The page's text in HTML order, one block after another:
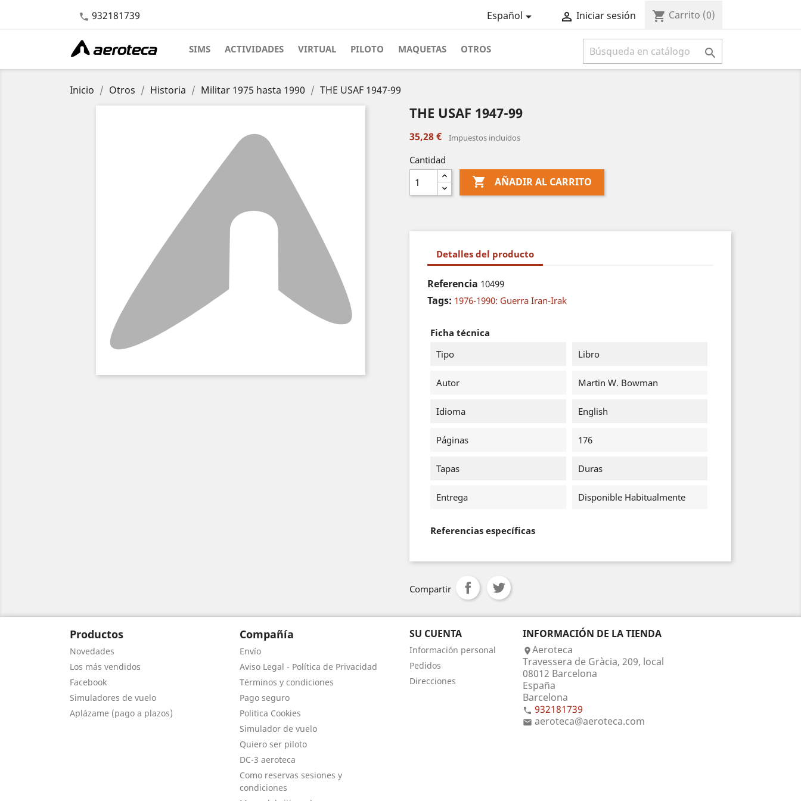
 932181739 Español  Iniciar sesión shopping_cart Carrito (0)
SIMS ACTIVIDADES VIRTUAL PILOTO MAQUETAS OTROS 
Inicio Otros Historia Militar 1975 hasta 1990 THE USAF 1947-99
THE USAF 1947-99
35,28 € Impuestos incluidos
Cantidad
 AÑADIR AL CARRITO
Detalles del producto
Referencia 10499
Tags: 1976-1990: Guerra Iran-Irak
Ficha técnica
Tipo
Libro
Autor Martin W. Bowman
Idioma English
Páginas 176
Tapas Duras
Entrega Disponible Habitualmente
Referencias específicas
Compartir
Productos
Novedades
Los más vendidos
Facebook
Simuladores de vuelo
Aplázame (pago a plazos)
Compañía
Envío
Aviso Legal - Política de Privacidad
Términos y condiciones
Pago seguro
Politica Cookies
Simulador de vuelo
Quiero ser piloto
DC-3 aeroteca
Como reservas sesiones y
condiciones
SU CUENTA
Información personal
Pedidos
Direcciones
INFORMACIÓN DE LA TIENDA
Aeroteca
Travessera de Gràcia, 209, local
08012 Barcelona
España
Barcelona
 932181739
 aeroteca@aeroteca.com